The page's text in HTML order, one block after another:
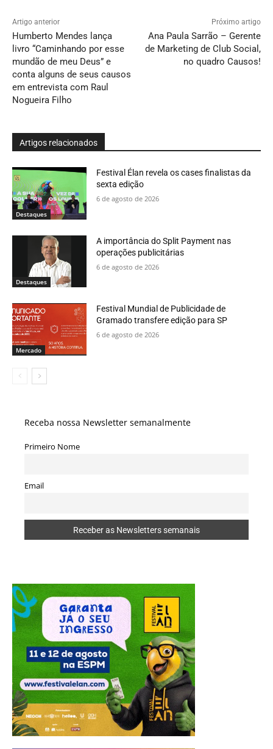
Artigo anterior
Humberto Mendes lança
livro “Caminhando por esse
mundão de meu Deus” e
conta alguns de seus causos
em entrevista com Raul
Nogueira Filho
Próximo artigo
Ana Paula Sarrão – Gerente
de Marketing de Club Social,
no quadro Causos!
Artigos relacionados
Destaques
Festival Élan revela os cases finalistas da
sexta edição
6 de agosto de 2026
Destaques
A importância do Split Payment nas
operações publicitárias
6 de agosto de 2026
Mercado
Festival Mundial de Publicidade de
Gramado transfere edição para SP
6 de agosto de 2026
Receba nossa Newsletter semanalmente
Primeiro Nome
Email